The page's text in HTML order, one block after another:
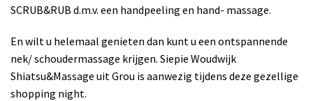
SCRUB&RUB d.m.v. een handpeeling en hand- massage.
En wilt u helemaal genieten dan kunt u een ontspannende
nek/ schoudermassage krijgen. Siepie Woudwijk
Shiatsu&Massage uit Grou is aanwezig tijdens deze gezellige
shopping night.